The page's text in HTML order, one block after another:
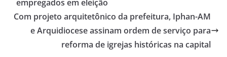
empregados em eleição
Com projeto arquitetônico da prefeitura, Iphan-AM
e Arquidiocese assinam ordem de serviço para
reforma de igrejas históricas na capital